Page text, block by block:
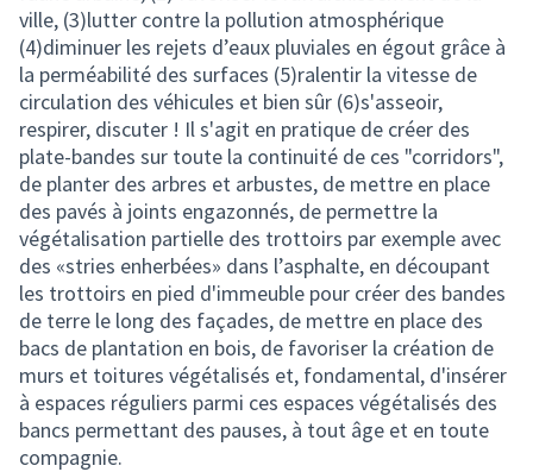
ville, (3)lutter contre la pollution atmosphérique
(4)diminuer les rejets d’eaux pluviales en égout grâce à
la perméabilité des surfaces (5)ralentir la vitesse de
circulation des véhicules et bien sûr (6)s'asseoir,
respirer, discuter ! Il s'agit en pratique de créer des
plate-bandes sur toute la continuité de ces "corridors",
de planter des arbres et arbustes, de mettre en place
des pavés à joints engazonnés, de permettre la
végétalisation partielle des trottoirs par exemple avec
des «stries enherbées» dans l’asphalte, en découpant
les trottoirs en pied d'immeuble pour créer des bandes
de terre le long des façades, de mettre en place des
bacs de plantation en bois, de favoriser la création de
murs et toitures végétalisés et, fondamental, d'insérer
à espaces réguliers parmi ces espaces végétalisés des
bancs permettant des pauses, à tout âge et en toute
compagnie.